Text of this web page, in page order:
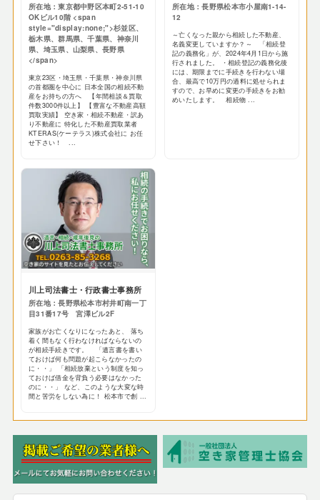
所在地：東京都中野区本町2-51-10
OKビル10階 <span
style="display:none;">杉並区、
栃木県、群馬県、千葉県、神奈川
県、埼玉県、山梨県、長野県
</span>
東京23区・埼玉県・千葉県・神奈川県
の首都圏を中心に 日本全国の相続不動
産をお持ちの方へ 【年間相談＆買取
件数3000件以上】 【豊富な不動産高額
買取実績】 空き家・相続不動産・訳あ
り不動産に 特化した不動産買取業者
KTERAS(ケーテラス)株式会社に お任
せ下さい！ ...
所在地：長野県松本市小屋南1-14-
12
～亡くなった親から相続した不動産、
名義変更していますか？～ 「相続登
記の義務化」が、2024年4月1日から施
行されました。 ・相続登記の義務化後
には、期限までに手続きを行わない場
合、最高で10万円の過料に処せられま
すので、お早めに変更の手続きをお勧
めいたします。 相続物 ...
川上司法書士・行政書士事務所
所在地：長野県松本市村井町南一丁
目31番17号 宮澤ビル2F
家族がお亡くなりになったあと、 落ち
着く間もなく行わなければならないの
が相続手続きです。 「遺言書を書い
ておけば何も問題が起こらなかったの
に・・」 「相続放棄という制度を知っ
ておけば借金を背負う必要はなかった
のに・・」 など、このような大変な時
間と苦労をしない為に！ 松本市で創 ...